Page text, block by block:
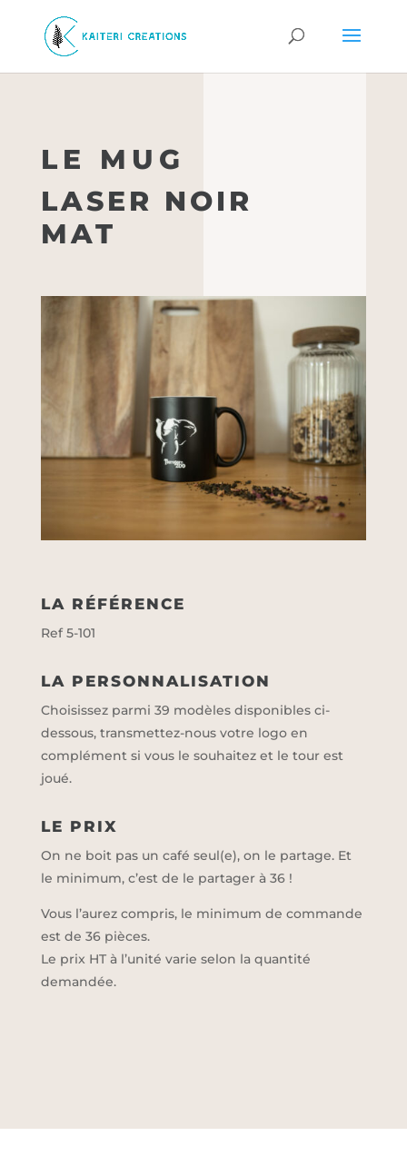
LE MUG
LASER NOIR
MAT
LA RÉFÉRENCE
Ref 5-101
LA PERSONNALISATION
Choisissez parmi 39 modèles disponibles ci-
dessous, transmettez-nous votre logo en
complément si vous le souhaitez et le tour est
joué.
LE PRIX
On ne boit pas un café seul(e), on le partage. Et
le minimum, c’est de le partager à 36 !
Vous l’aurez compris, le minimum de commande
est de 36 pièces.
Le prix HT à l’unité varie selon la quantité
demandée.